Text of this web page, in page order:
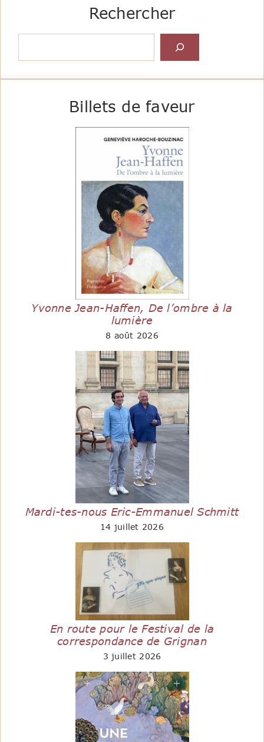
Rechercher
Billets de faveur
Yvonne Jean-Haffen, De l’ombre à la
lumière
8 août 2026
Mardi-tes-nous Eric-Emmanuel Schmitt
14 juillet 2026
En route pour le Festival de la
correspondance de Grignan
3 juillet 2026